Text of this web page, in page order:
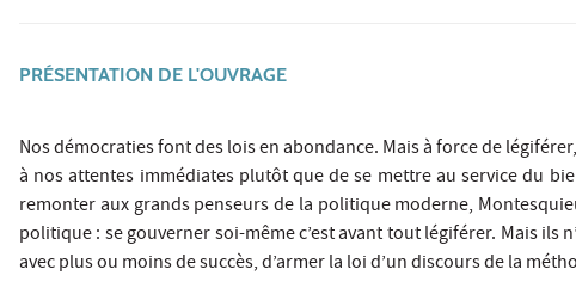
PRÉSENTATION DE L'OUVRAGE
Nos démocraties font des lois en abondance. Mais à force de
à nos attentes immédiates plutôt que de se mettre au service du
remonter aux grands penseurs de la politique moderne,
politique : se gouverner soi-même c’est avant tout légiférer. Mais ils
avec plus ou moins de succès, d’armer la loi d’un discours de la